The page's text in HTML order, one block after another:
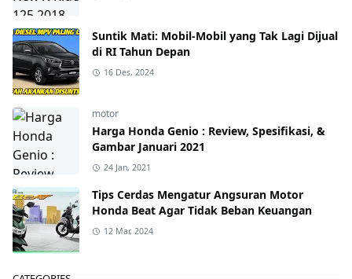
Suntik Mati: Mobil-Mobil yang Tak Lagi Dijual
di RI Tahun Depan
16 Des, 2024
motor
Harga Honda Genio : Review, Spesifikasi, &
Gambar Januari 2021
24 Jan, 2021
Tips Cerdas Mengatur Angsuran Motor
Honda Beat Agar Tidak Beban Keuangan
12 Mar, 2024